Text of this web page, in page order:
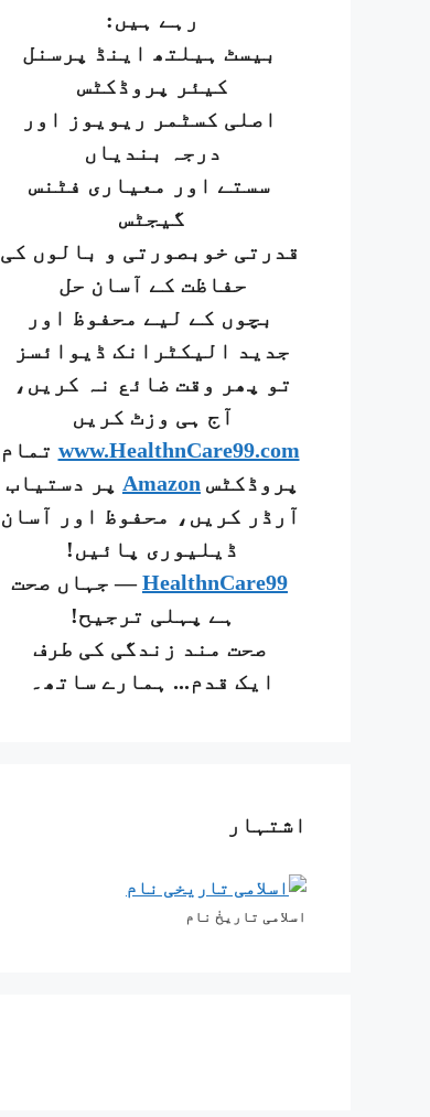
رہے ہیں:
بیسٹ ہیلتھ اینڈ پرسنل
کیئر پروڈکٹس
اصلی کسٹمر ریویوز اور
درجہ بندیاں
سستے اور معیاری فٹنس
گیجٹس
قدرتی خوبصورتی و بالوں کی
حفاظت کے آسان حل
بچوں کے لیے محفوظ اور
جدید الیکٹرانک ڈیوائسز
تو پھر وقت ضائع نہ کریں،
آج ہی وزٹ کریں
www.HealthnCare99.com تمام
پروڈکٹس Amazon پر دستیاب
آرڈر کریں، محفوظ اور آسان
ڈیلیوری پائیں!
HealthnCare99— جہاں صحت
ہے پہلی ترجیح!
صحت مند زندگی کی طرف
ایک قدم... ہمارے ساتھ۔
اشتہار
اسلامی تاریخٰ نام